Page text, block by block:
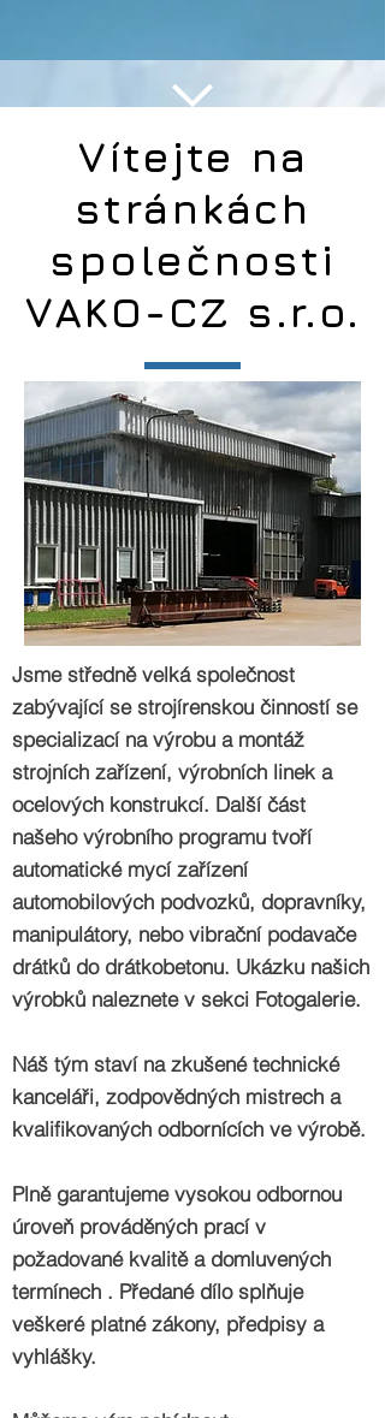
Vítejte na
stránkách
společnosti
VAKO-CZ s.r.o.
Jsme středně velká společnost
zabývající se strojírenskou činností se
specializací na výrobu a montáž
strojních zařízení, výrobních linek a
ocelových konstrukcí. Další část
našeho výrobního programu tvoří
automatické mycí zařízení
automobilových podvozků, dopravníky,
manipulátory, nebo vibrační podavače
drátků do drátkobetonu. Ukázku našich
výrobků naleznete v sekci Fotogalerie.
Náš tým staví na zkušené technické
kanceláři, zodpovědných mistrech a
kvalifikovaných odbornících ve výrobě.
Plně garantujeme vysokou odbornou
úroveň prováděných prací v
požadované kvalitě a domluvených
termínech . Předané dílo splňuje
veškeré platné zákony, předpisy a
vyhlášky.